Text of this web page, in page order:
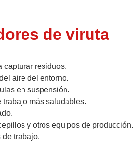
de viruta
capturar residuos.
aire del entorno.
en suspensión.
trabajo más saludables.
y otros equipos de producción.
de trabajo.